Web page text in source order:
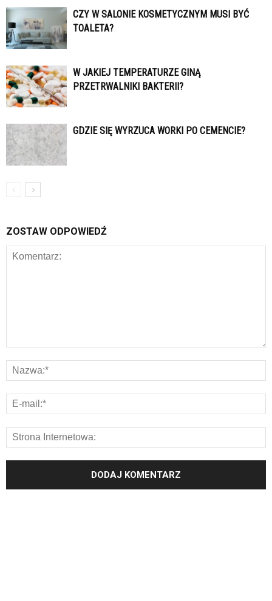
CZY W SALONIE KOSMETYCZNYM MUSI BYĆ
TOALETA?
W JAKIEJ TEMPERATURZE GINĄ
PRZETRWALNIKI BAKTERII?
GDZIE SIĘ WYRZUCA WORKI PO CEMENCIE?
ZOSTAW ODPOWIEDŹ